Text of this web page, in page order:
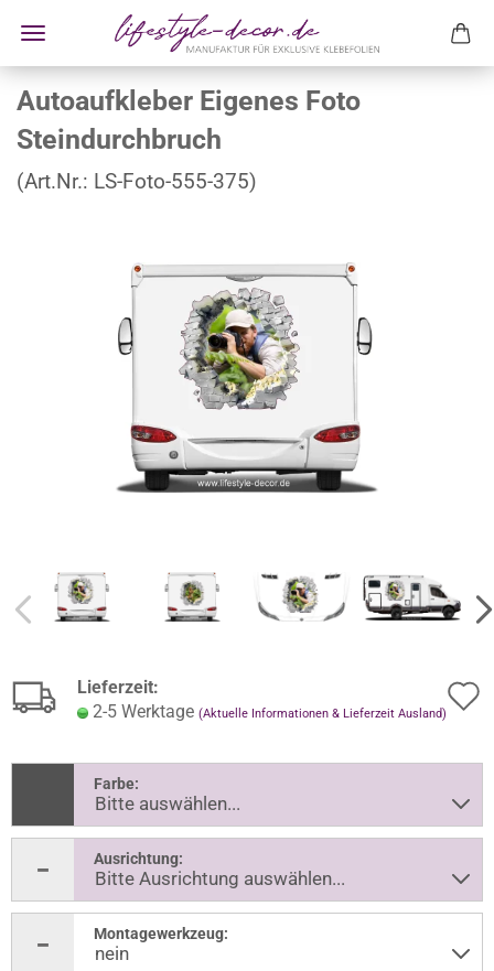
Autoaufkleber Eigenes Foto
Steindurchbruch
(Art.Nr.: LS-Foto-555-375)
Lieferzeit:
2-5 Werktage (Aktuelle Informationen & Lieferzeit Ausland)
Farbe:
Ausrichtung:
Montagewerkzeug: